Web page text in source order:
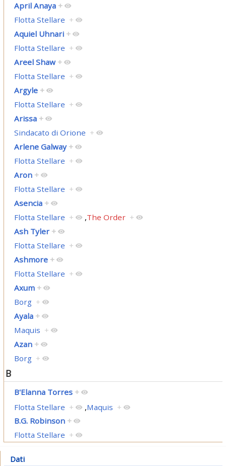
April Anaya +
Flotta Stellare +
Aquiel Uhnari +
Flotta Stellare +
Areel Shaw +
Flotta Stellare +
Argyle +
Flotta Stellare +
Arissa +
Sindacato di Orione +
Arlene Galway +
Flotta Stellare +
Aron +
Flotta Stellare +
Asencia +
Flotta Stellare + ,The Order +
Ash Tyler +
Flotta Stellare +
Ashmore +
Flotta Stellare +
Axum +
Borg +
Ayala +
Maquis +
Azan +
Borg +
B
B'Elanna Torres +
Flotta Stellare + ,Maquis +
B.G. Robinson +
Flotta Stellare +
Dati